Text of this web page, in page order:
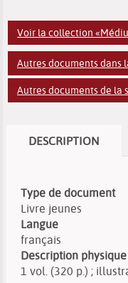
Voir la collection
Autres documents dans
Autres documents de la
DESCRIPTION
Type de document
Livre jeunes
Langue
français
Description physique
1 vol. (320 p.) ;